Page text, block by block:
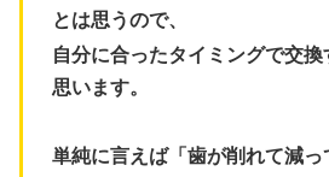
とは思うので、
自分に合ったタイミングで交
思います。
単純に言えば「歯が削れて減